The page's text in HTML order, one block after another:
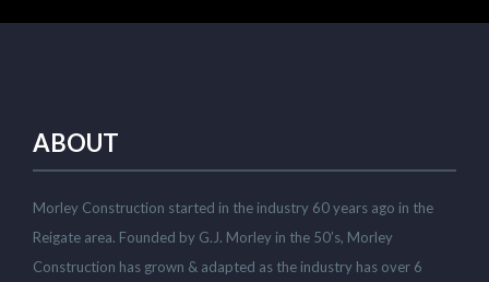
ABOUT
Morley Construction started in the industry 60 years ago in the
Reigate area. Founded by G.J. Morley in the 50’s, Morley
Construction has grown & adapted as the industry has over 6